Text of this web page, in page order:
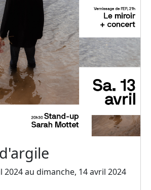
2024 au dimanche, 14 avril 2024